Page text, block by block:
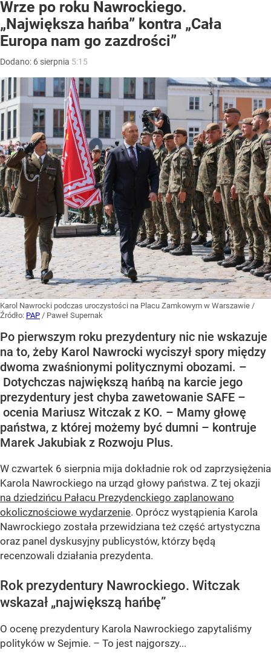
Wrze po roku Nawrockiego.
„Największa hańba” kontra „Cała
Europa nam go zazdrości”
Dodano: 6 sierpnia 5:15
Karol Nawrocki podczas uroczystości na Placu Zamkowym w Warszawie /
Źródło: PAP / Paweł Supernak
Po pierwszym roku prezydentury nic nie wskazuje
na to, żeby Karol Nawrocki wyciszył spory między
dwoma zwaśnionymi politycznymi obozami. –
Dotychczas największą hańbą na karcie jego
prezydentury jest chyba zawetowanie SAFE –
ocenia Mariusz Witczak z KO. – Mamy głowę
państwa, z której możemy być dumni – kontruje
Marek Jakubiak z Rozwoju Plus.
W czwartek 6 sierpnia mija dokładnie rok od zaprzysiężenia
Karola Nawrockiego na urząd głowy państwa. Z tej okazji
na dziedzińcu Pałacu Prezydenckiego zaplanowano
okolicznościowe wydarzenie. Oprócz wystąpienia Karola
Nawrockiego została przewidziana też część artystyczna
oraz panel dyskusyjny publicystów, którzy będą
recenzowali działania prezydenta.
Rok prezydentury Nawrockiego. Witczak
wskazał „największą hańbę”
O ocenę prezydentury Karola Nawrockiego zapytaliśmy
polityków w Sejmie. – To jest najgorszy...